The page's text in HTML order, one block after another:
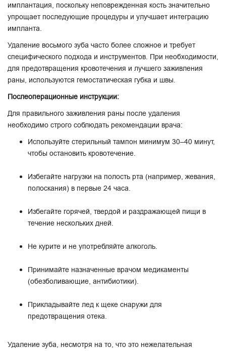
имплантация, поскольку неповрежденная кость значительно
упрощает последующие процедуры и улучшает интеграцию
импланта.
Удаление восьмого зуба часто более сложное и требует
специфического подхода и инструментов. При необходимости,
для предотвращения кровотечения и лучшего заживления
раны, используются гемостатическая губка и швы.
Послеоперационные инструкции:
Для правильного заживления раны после удаления
необходимо строго соблюдать рекомендации врача:
Используйте стерильный тампон минимум 30–40 минут,
чтобы остановить кровотечение.
Избегайте нагрузки на полость рта (например, жевания,
полоскания) в первые 24 часа.
Избегайте горячей, твердой и раздражающей пищи в
течение нескольких дней.
Не курите и не употребляйте алкоголь.
Принимайте назначенные врачом медикаменты
(обезболивающие, антибиотики).
Прикладывайте лед к щеке снаружи для
предотвращения отека.
Удаление зуба, несмотря на то, что это нежелательная